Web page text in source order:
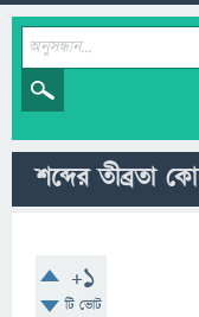
শব্দের তীব্রতা
+1
টি ভোট